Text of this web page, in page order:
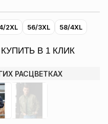
2XL 56/3XL 58/4XL
КУПИТЬ В 1 КЛИК
РАСЦВЕТКАХ